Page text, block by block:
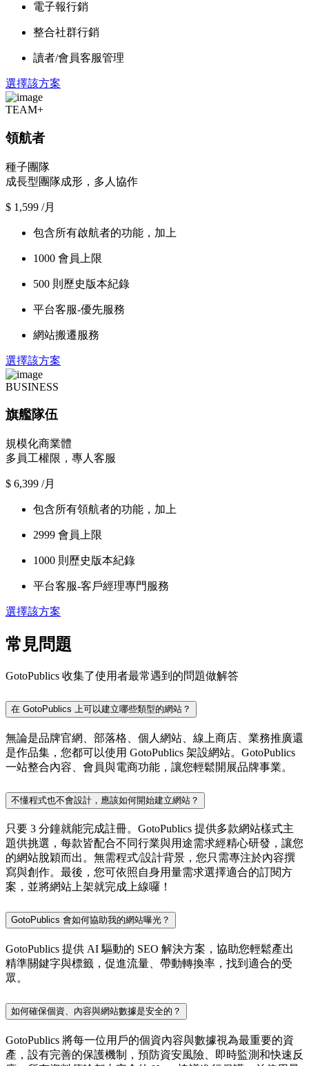
電子報行銷
整合社群行銷
讀者/會員客服管理
選擇該方案
TEAM+
領航者
種子團隊
成長型團隊成形，多人協作
$ 1,599 /月
包含所有啟航者的功能，加上
1000 會員上限
500 則歷史版本紀錄
平台客服-優先服務
網站搬遷服務
選擇該方案
BUSINESS
旗艦隊伍
規模化商業體
多員工權限，專人客服
$ 6,399 /月
包含所有領航者的功能，加上
2999 會員上限
1000 則歷史版本紀錄
平台客服-客戶經理專門服務
選擇該方案
常見問題
GotoPublics 收集了使用者最常遇到的問題做解答
在 GotoPublics 上可以建立哪些類型的網站？
無論是品牌官網、部落格、個人網站、線上商店、業務推廣還
是作品集，您都可以使用 GotoPublics 架設網站。GotoPublics
一站整合內容、會員與電商功能，讓您輕鬆開展品牌事業。
不懂程式也不會設計，應該如何開始建立網站？
只要 3 分鐘就能完成註冊。GotoPublics 提供多款網站樣式主
題供挑選，每款皆配合不同行業與用途需求經精心研發，讓您
的網站脫穎而出。無需程式/設計背景，您只需專注於內容撰
寫與創作。最後，您可依照自身用量需求選擇適合的訂閱方
案，並將網站上架就完成上線囉！
GotoPublics 會如何協助我的網站曝光？
GotoPublics 提供 AI 驅動的 SEO 解決方案，協助您輕鬆產出
精準關鍵字與標籤，促進流量、帶動轉換率，找到適合的受
眾。
如何確保個資、內容與網站數據是安全的？
GotoPublics 將每一位用戶的個資內容與數據視為最重要的資
產，設有完善的保護機制，預防資安風險、即時監測和快速反